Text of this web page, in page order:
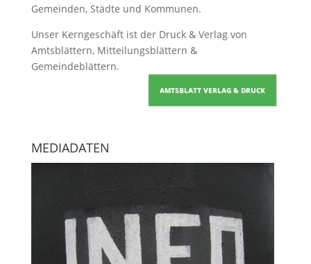
Gemeinden, Städte und Kommunen.
Unser Kerngeschäft ist der Druck & Verlag von
Amtsblättern, Mitteilungsblättern &
Gemeindeblättern.
AMTSBLATT VERLAG & DRUCK
MEDIADATEN